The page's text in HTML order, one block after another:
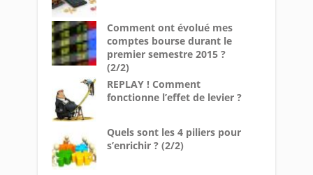
Comment ont évolué mes
comptes bourse durant le
premier semestre 2015 ?
(2/2)
REPLAY ! Comment
fonctionne l’effet de levier ?
Quels sont les 4 piliers pour
s’enrichir ? (2/2)